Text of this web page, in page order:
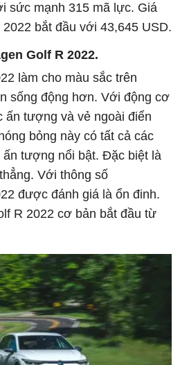
sức mạnh 315 mã lực. Giá
bắt đầu với 43,645 USD.
Golf R 2022.
làm cho màu sắc trên
sống động hơn. Với động cơ
ấn tượng và vẻ ngoài điển
bỏng này có tất cả các
tượng nổi bật. Đặc biệt là
Với thông số
được đánh giá là ổn đinh.
R 2022 cơ bản bắt đầu từ